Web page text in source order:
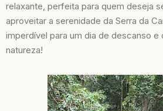
relaxante, perfeita para quem deseja
aproveitar a serenidade da Serra da
imperdível para um dia de descanso e
natureza!